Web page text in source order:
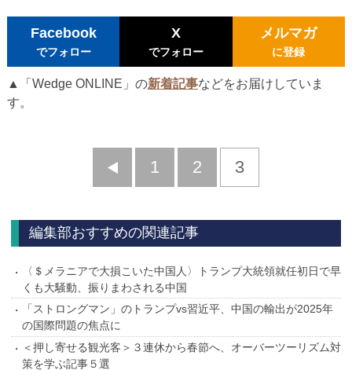
Facebook
でフォロー
X
でフォロー
メルマガ
に登録
▲「Wedge ONLINE」の新着記事などをお届けしていま
す。
前
1 2 3
編集部おすすめの関連記事
〈＄メラニアで大損こいた中国人〉トランプ大統領就任初日で早
くも大騒動、振りまわされる中国
「ストロングマン」のトランプvs習近平、中国の輸出が2025年
の国際問題の焦点に
＜押し寄せる観光客＞３連休から春節へ、オーバーツーリズム対
策を学ぶ記事５選